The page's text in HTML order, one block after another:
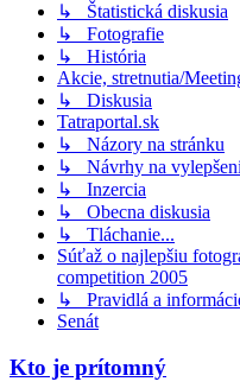
↳ Štatistická diskusia
↳ Fotografie
↳ História
Akcie, stretnutia/
↳ Diskusia
Tatraportal.sk
↳ Názory na stránku
↳ Návrhy na
↳ Inzercia
↳ Obecna diskusia
↳ Tláchanie...
Súťaž o najlepšiu
competition 2005
↳ Pravidlá a
Senát
Kto je prítomný